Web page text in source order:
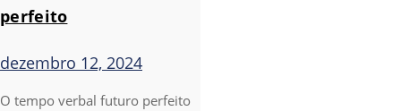
perfeito
dezembro 12, 2024
O tempo verbal futuro perfeito